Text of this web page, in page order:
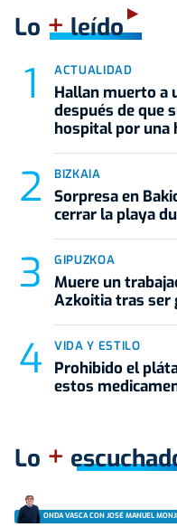
Lo +leído
ACTUALIDAD
Hallan muerto a
después de que
hospital por una
BIZKAIA
Sorpresa en
cerrar la playa
GIPUZKOA
Muere un
Azkoitia tras ser
VIDA Y ESTILO
Prohibido el
estos
Lo +
ONDA VASCA CON JOSÉ MANUEL